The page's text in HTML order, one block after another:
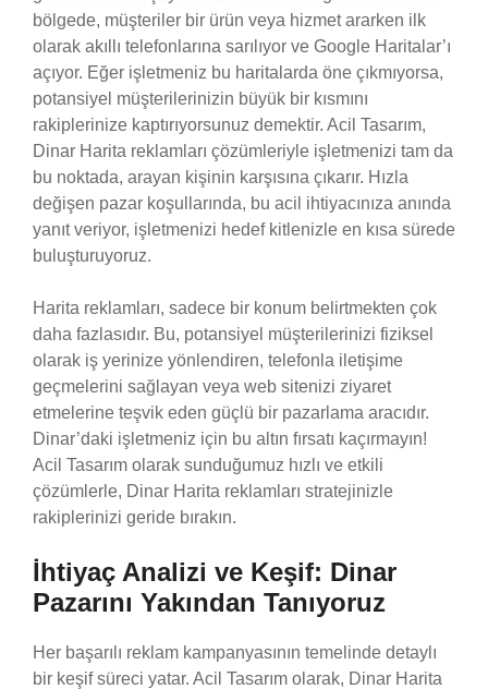
bölgede, müşteriler bir ürün veya hizmet ararken ilk
olarak akıllı telefonlarına sarılıyor ve Google Haritalar’ı
açıyor. Eğer işletmeniz bu haritalarda öne çıkmıyorsa,
potansiyel müşterilerinizin büyük bir kısmını
rakiplerinize kaptırıyorsunuz demektir. Acil Tasarım,
Dinar Harita reklamları çözümleriyle işletmenizi tam da
bu noktada, arayan kişinin karşısına çıkarır. Hızla
değişen pazar koşullarında, bu acil ihtiyacınıza anında
yanıt veriyor, işletmenizi hedef kitlenizle en kısa sürede
buluşturuyoruz.
Harita reklamları, sadece bir konum belirtmekten çok
daha fazlasıdır. Bu, potansiyel müşterilerinizi fiziksel
olarak iş yerinize yönlendiren, telefonla iletişime
geçmelerini sağlayan veya web sitenizi ziyaret
etmelerine teşvik eden güçlü bir pazarlama aracıdır.
Dinar’daki işletmeniz için bu altın fırsatı kaçırmayın!
Acil Tasarım olarak sunduğumuz hızlı ve etkili
çözümlerle, Dinar Harita reklamları stratejinizle
rakiplerinizi geride bırakın.
İhtiyaç Analizi ve Keşif: Dinar
Pazarını Yakından Tanıyoruz
Her başarılı reklam kampanyasının temelinde detaylı
bir keşif süreci yatar. Acil Tasarım olarak, Dinar Harita